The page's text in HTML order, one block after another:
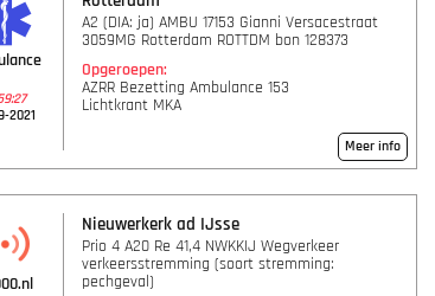
2021
A2 (DIA: ja) AMBU 17153 Gianni Versacestraat
3059MG Rotterdam ROTTDM bon 128373
Opgeroepen:
AZRR Bezetting Ambulance 153
Lichtkrant MKA
Meer info
Nieuwerkerk ad IJsse
Prio 4 A20 Re 41,4 NWKKIJ Wegverkeer
verkeersstremming (soort stremming:
pechgeval)